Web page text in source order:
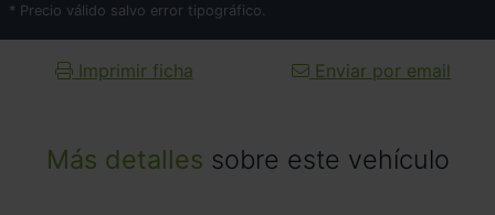
Más detalles sobre este vehículo
* Precio válido salvo error tipográfico.
Imprimir ficha Enviar por email